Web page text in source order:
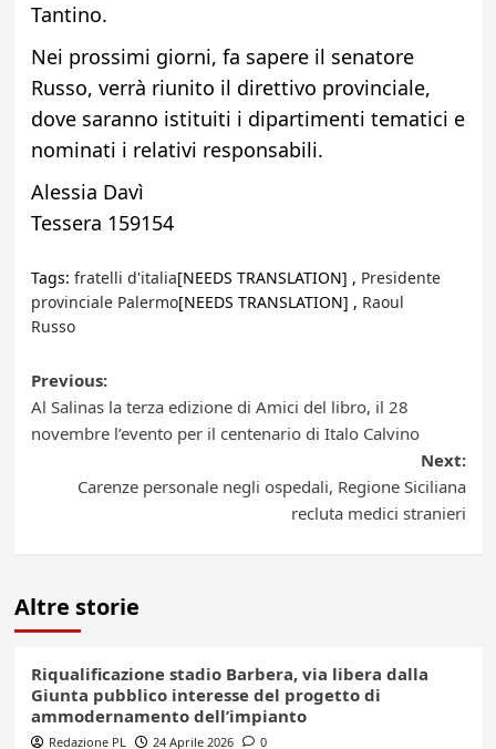
Tantino.
Nei prossimi giorni, fa sapere il senatore
Russo, verrà riunito il direttivo provinciale,
dove saranno istituiti i dipartimenti tematici e
nominati i relativi responsabili.
Alessia Davì
Tessera 159154
Tags: fratelli d'italia[NEEDS TRANSLATION] , Presidente
provinciale Palermo[NEEDS TRANSLATION] , Raoul
Russo
Post
navigation
Previous:
Al Salinas la terza edizione di Amici del libro, il 28
novembre l’evento per il centenario di Italo Calvino
Next:
Carenze personale negli ospedali, Regione Siciliana
recluta medici stranieri
Altre storie
Riqualificazione stadio Barbera, via libera dalla
Giunta pubblico interesse del progetto di
ammodernamento dell’impianto
Redazione PL 24 Aprile 2026 0